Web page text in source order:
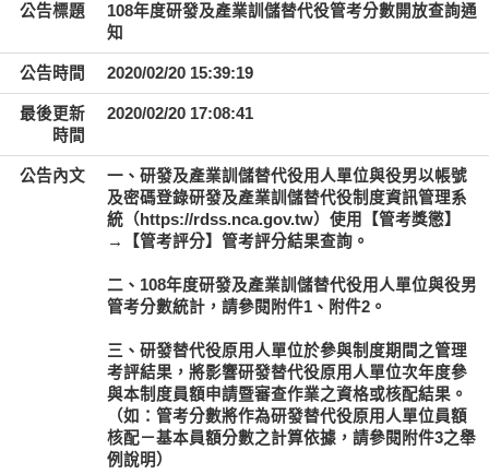
公告標題
108年度研發及產業訓儲替代役管考分數開放查詢通
知
公告時間 2020/02/20 15:39:19
最後更新
時間
2020/02/20 17:08:41
公告內文
一、研發及產業訓儲替代役用人單位與役男以帳號
及密碼登錄研發及產業訓儲替代役制度資訊管理系
統（https://rdss.nca.gov.tw）使用【管考獎懲】
→【管考評分】管考評分結果查詢。
二、108年度研發及產業訓儲替代役用人單位與役男
管考分數統計，請參閱附件1、附件2。
三、研發替代役原用人單位於參與制度期間之管理
考評結果，將影響研發替代役原用人單位次年度參
與本制度員額申請暨審查作業之資格或核配結果。
（如：管考分數將作為研發替代役原用人單位員額
核配－基本員額分數之計算依據，請參閱附件3之舉
例說明）